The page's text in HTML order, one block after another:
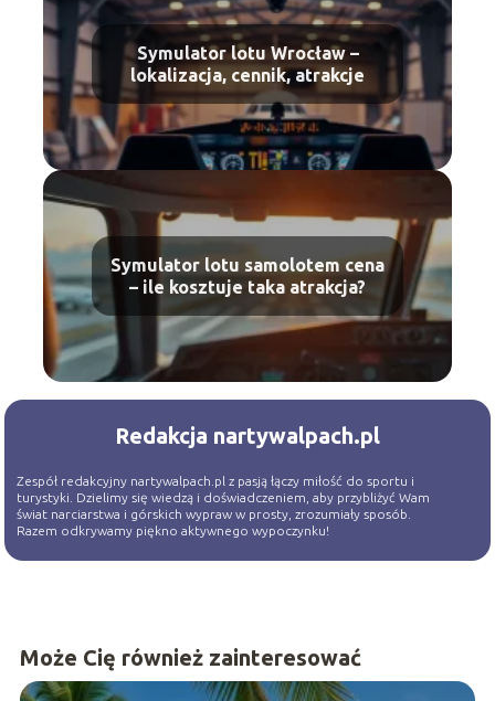
Symulator lotu Wrocław –
lokalizacja, cennik, atrakcje
Symulator lotu samolotem cena
– ile kosztuje taka atrakcja?
Redakcja nartywalpach.pl
Zespół redakcyjny nartywalpach.pl z pasją łączy miłość do sportu i
turystyki. Dzielimy się wiedzą i doświadczeniem, aby przybliżyć Wam
świat narciarstwa i górskich wypraw w prosty, zrozumiały sposób.
Razem odkrywamy piękno aktywnego wypoczynku!
Może Cię również zainteresować